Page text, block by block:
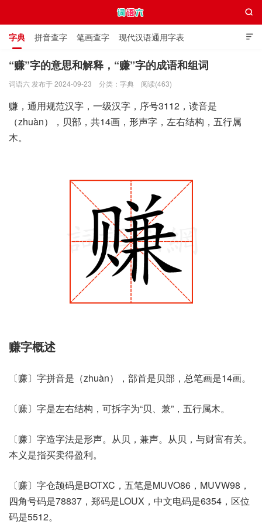

字典 拼音查字 笔画查字 现代汉语通用字表
通用规范汉字表 叠字大全 独体字大全 极简英语词典

“赚”字的意思和解释，“赚”字的成语和组词
词语六 发布于 2024-09-23 分类： 字典 阅读(463)
赚，通用规范汉字，一级汉字，序号3112，读音是
（zhuàn），贝部，共14画，形声字，左右结构，五行属
木。
赚字概述
〔赚〕字拼音是（zhuàn），部首是贝部，总笔画是14画。
〔赚〕字是左右结构，可拆字为“贝、兼”，五行属木。
〔赚〕字造字法是形声。从贝，兼声。从贝，与财富有关。
本义是指买卖得盈利。
〔赚〕字仓颉码是BOTXC，五笔是MUVO86，MUVW98，
四角号码是78837，郑码是LOUX，中文电码是6354，区位
码是5512。